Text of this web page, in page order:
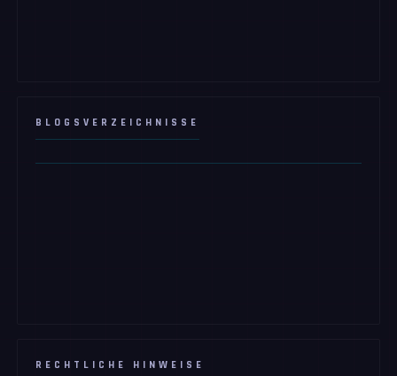
BLOGSVERZEICHNISSE
RECHTLICHE HINWEISE